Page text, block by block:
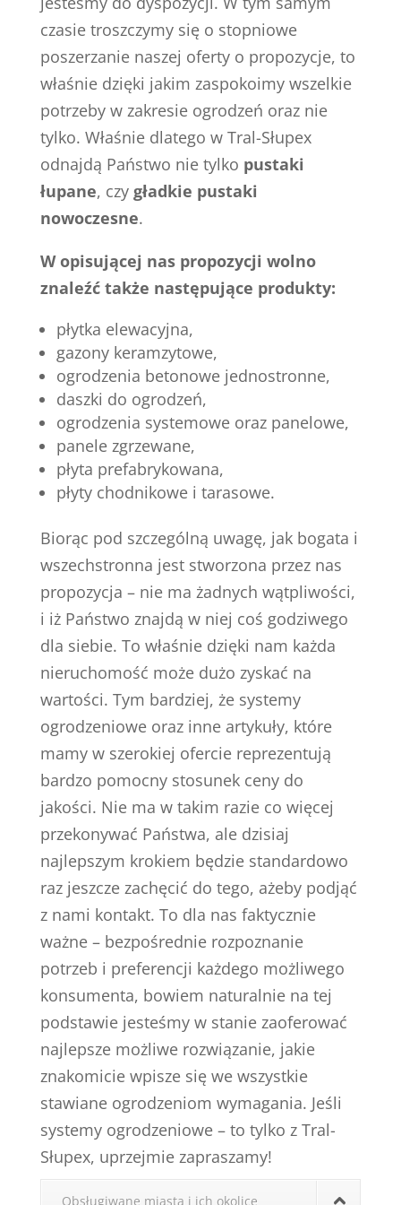
czasie troszczymy się o stopniowe
poszerzanie naszej oferty o propozycje, to
właśnie dzięki jakim zaspokoimy wszelkie
potrzeby w zakresie ogrodzeń oraz nie
tylko. Właśnie dlatego w Tral-Słupex
odnajdą Państwo nie tylko pustaki
łupane, czy gładkie pustaki
nowoczesne.
W opisującej nas propozycji wolno
znaleźć także następujące produkty:
płytka elewacyjna,
gazony keramzytowe,
ogrodzenia betonowe jednostronne,
daszki do ogrodzeń,
ogrodzenia systemowe oraz panelowe,
panele zgrzewane,
płyta prefabrykowana,
płyty chodnikowe i tarasowe.
Biorąc pod szczególną uwagę, jak bogata i
wszechstronna jest stworzona przez nas
propozycja – nie ma żadnych wątpliwości,
i iż Państwo znajdą w niej coś godziwego
dla siebie. To właśnie dzięki nam każda
nieruchomość może dużo zyskać na
wartości. Tym bardziej, że systemy
ogrodzeniowe oraz inne artykuły, które
mamy w szerokiej ofercie reprezentują
bardzo pomocny stosunek ceny do
jakości. Nie ma w takim razie co więcej
przekonywać Państwa, ale dzisiaj
najlepszym krokiem będzie standardowo
raz jeszcze zachęcić do tego, ażeby podjąć
z nami kontakt. To dla nas faktycznie
ważne – bezpośrednie rozpoznanie
potrzeb i preferencji każdego możliwego
konsumenta, bowiem naturalnie na tej
podstawie jesteśmy w stanie zaoferować
najlepsze możliwe rozwiązanie, jakie
znakomicie wpisze się we wszystkie
stawiane ogrodzeniom wymagania. Jeśli
systemy ogrodzeniowe – to tylko z Tral-
Słupex, uprzejmie zapraszamy!
Obsługiwane miasta i ich okolice